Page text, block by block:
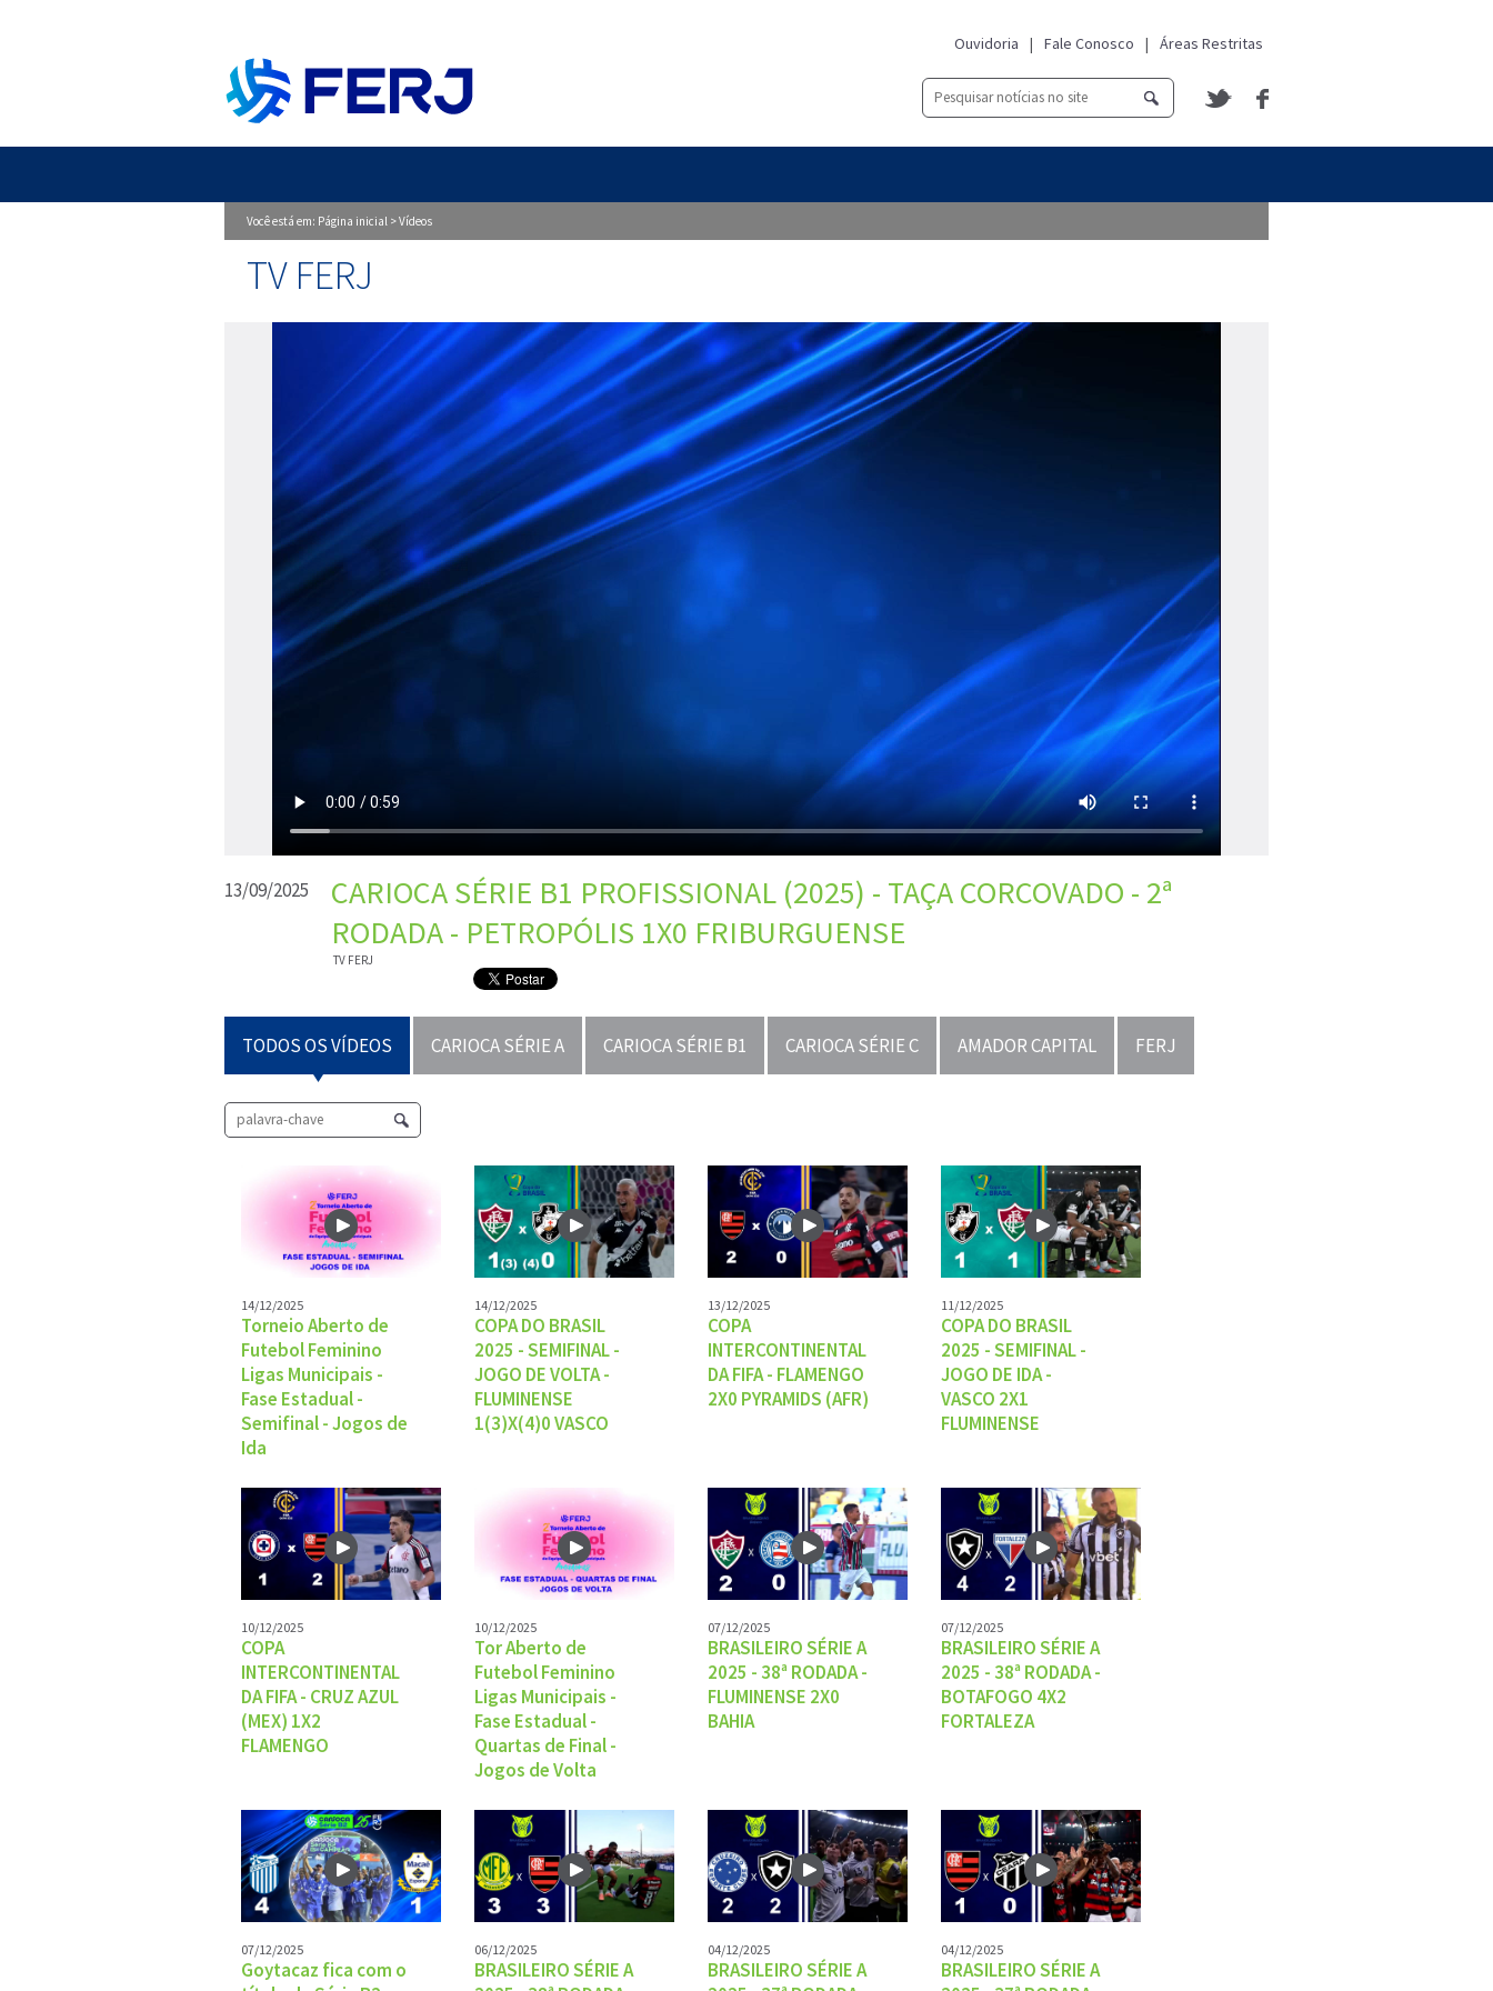
Ouvidoria | Fale Conosco | Áreas Restritas
Você está em: Página inicial >Vídeos
TV FERJ
13/09/2025
CARIOCA SÉRIE B1 PROFISSIONAL (2025) - TAÇA CORCOVADO - 2ª
RODADA - PETROPÓLIS 1X0 FRIBURGUENSE
TV FERJ
TODOS OS VÍDEOS CARIOCA SÉRIE A CARIOCA SÉRIE B1 CARIOCA SÉRIE C AMADOR CAPITAL FERJ
14/12/2025
Torneio Aberto de
Futebol Feminino
Ligas Municipais -
Fase Estadual -
Semifinal - Jogos de
Ida
14/12/2025
COPA DO BRASIL
2025 - SEMIFINAL -
JOGO DE VOLTA -
FLUMINENSE
1(3)X(4)0 VASCO
13/12/2025
COPA
INTERCONTINENTAL
DA FIFA - FLAMENGO
2X0 PYRAMIDS (AFR)
11/12/2025
COPA DO BRASIL
2025 - SEMIFINAL -
JOGO DE IDA -
VASCO 2X1
FLUMINENSE
10/12/2025
COPA
INTERCONTINENTAL
DA FIFA - CRUZ AZUL
(MEX) 1X2
FLAMENGO
10/12/2025
Tor Aberto de
Futebol Feminino
Ligas Municipais -
Fase Estadual -
Quartas de Final -
Jogos de Volta
07/12/2025
BRASILEIRO SÉRIE A
2025 - 38ª RODADA -
FLUMINENSE 2X0
BAHIA
07/12/2025
BRASILEIRO SÉRIE A
2025 - 38ª RODADA -
BOTAFOGO 4X2
FORTALEZA
07/12/2025
Goytacaz fica com o
06/12/2025
BRASILEIRO SÉRIE A
04/12/2025
BRASILEIRO SÉRIE A
04/12/2025
BRASILEIRO SÉRIE A